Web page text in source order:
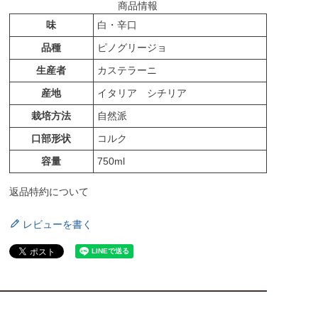
商品情報
味
白・辛口
品種
ピノグリージョ
生産者
カステラーニ
産地
イタリア シチリア
栽培方法
自然派
口部形状
コルク
容量
750ml
返品特約について
レビューを書く